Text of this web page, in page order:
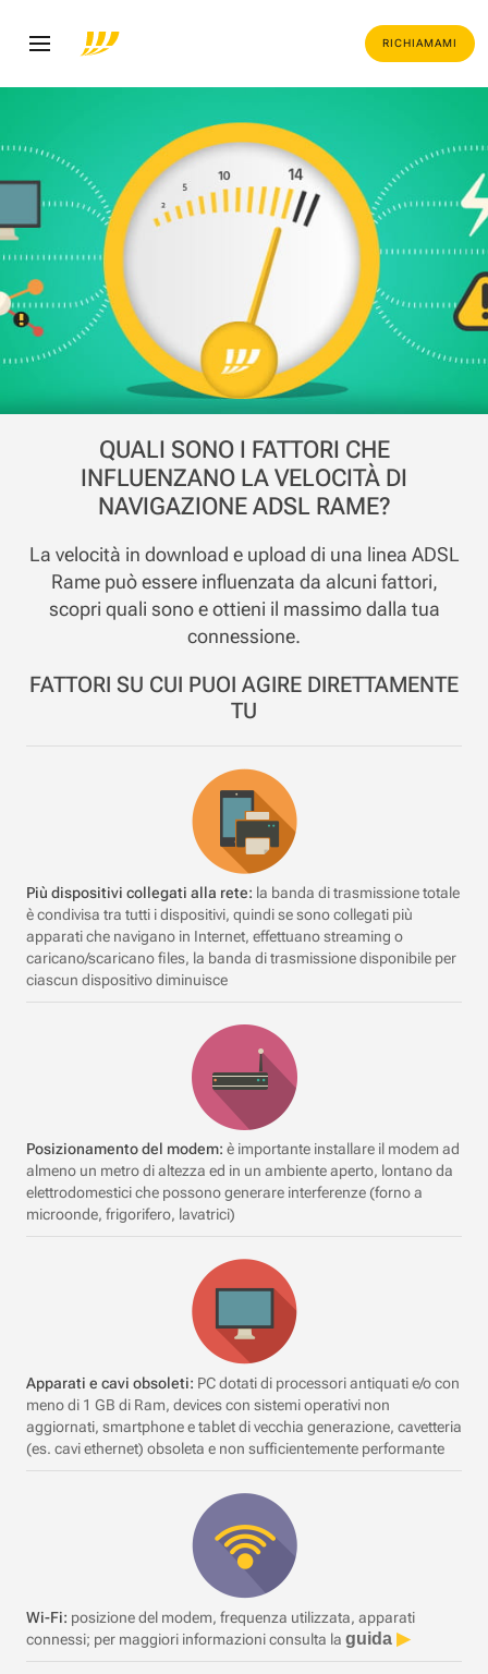
RICHIAMAMI
QUALI SONO I FATTORI CHE
INFLUENZANO LA VELOCITÀ DI
NAVIGAZIONE ADSL RAME?
La velocità in download e upload di una linea ADSL
Rame può essere influenzata da alcuni fattori,
scopri quali sono e ottieni il massimo dalla tua
connessione.
FATTORI SU CUI PUOI AGIRE DIRETTAMENTE
TU
Più dispositivi collegati alla rete: la banda di trasmissione totale
è condivisa tra tutti i dispositivi, quindi se sono collegati più
apparati che navigano in Internet, effettuano streaming o
caricano/scaricano files, la banda di trasmissione disponibile per
ciascun dispositivo diminuisce
Posizionamento del modem: è importante installare il modem ad
almeno un metro di altezza ed in un ambiente aperto, lontano da
elettrodomestici che possono generare interferenze (forno a
microonde, frigorifero, lavatrici)
Apparati e cavi obsoleti: PC dotati di processori antiquati e/o con
meno di 1 GB di Ram, devices con sistemi operativi non
aggiornati, smartphone e tablet di vecchia generazione, cavetteria
(es. cavi ethernet) obsoleta e non sufficientemente performante
Wi-Fi: posizione del modem, frequenza utilizzata, apparati
connessi; per maggiori informazioni consulta la guida